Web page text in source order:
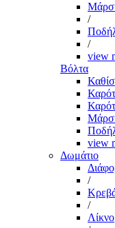
/
/
view
Βόλτα
view
Δωμάτιο
/
/
Λίκνο